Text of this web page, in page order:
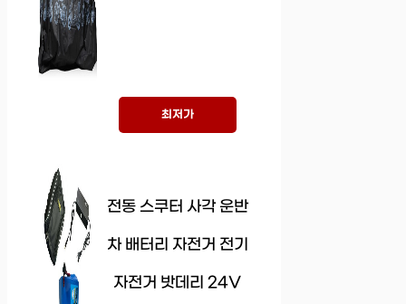
최저가
전동 스쿠터 사각 운반
차 배터리 자전거 전기
자전거 밧데리 24V